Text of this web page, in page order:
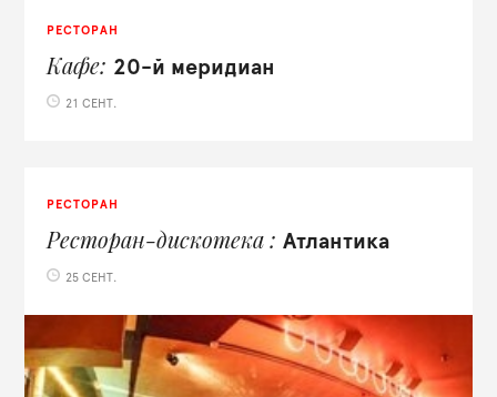
РЕСТОРАН
Кафе 20-й меридиан
21 СЕНТ.
РЕСТОРАН
Ресторан-дискотека Атлантика
25 СЕНТ.